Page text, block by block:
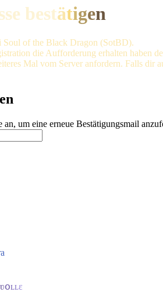
bestätigen
of the Black Dragon (SotBD).
die Aufforderung erhalten haben
Mal vom Server anfordern. Falls
um eine erneue Bestätigungsmail
a
ʋօʟʟɛ